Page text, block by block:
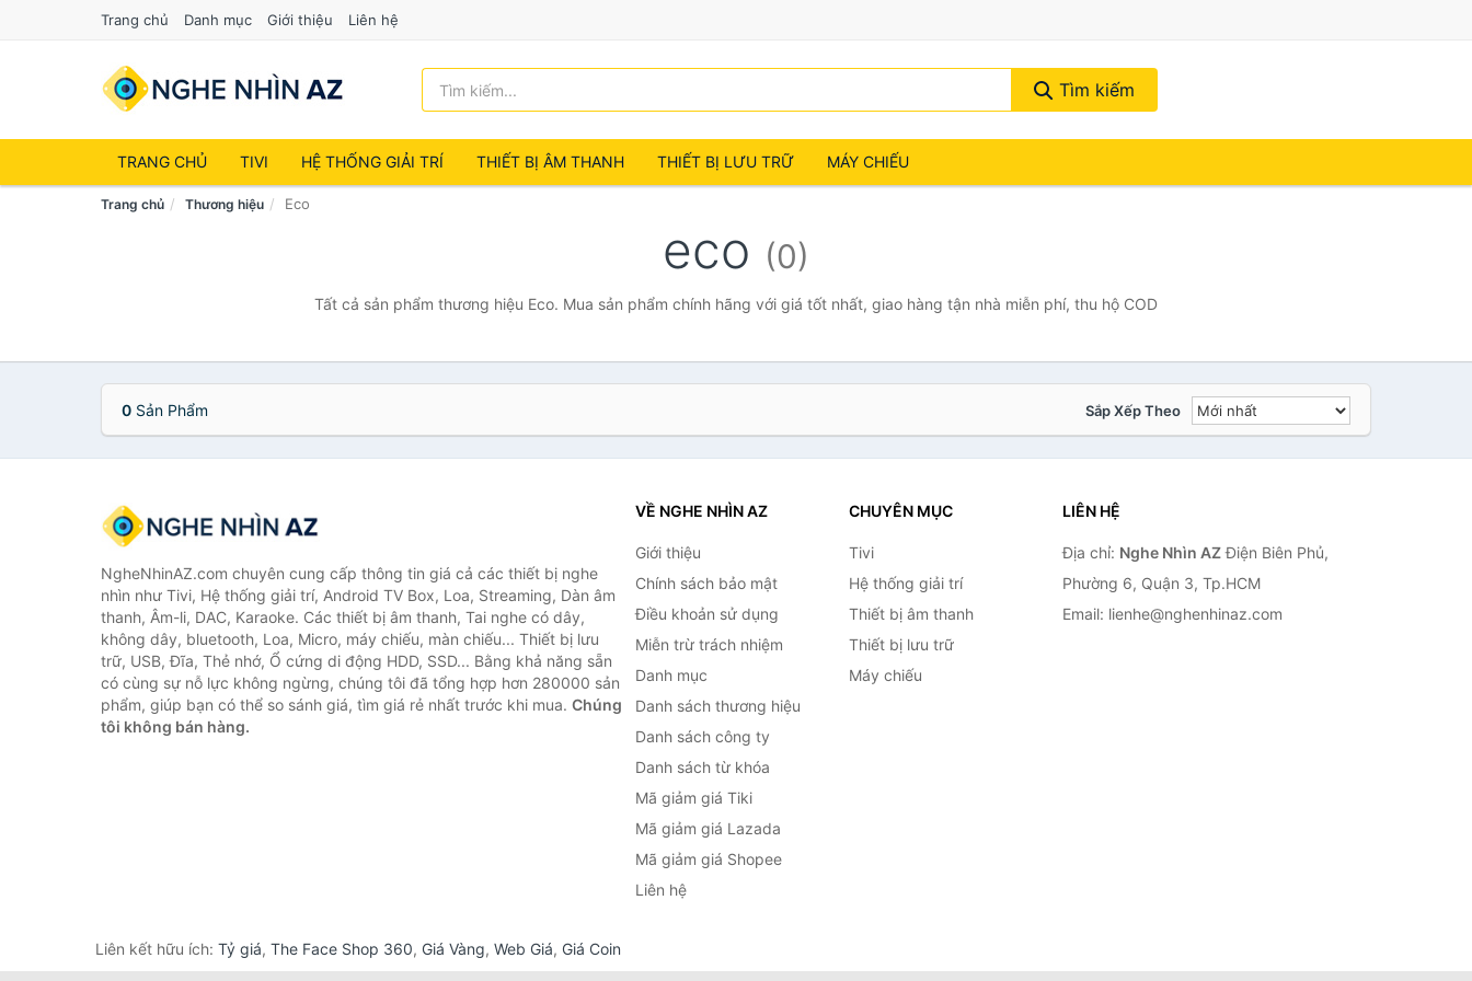
Trang chủ Danh mục Giới thiệu Liên hệ
Tìm kiếm
TRANG CHỦ TIVI HỆ THỐNG GIẢI TRÍ THIẾT BỊ ÂM THANH THIẾT BỊ LƯU TRỮ MÁY CHIẾU
Trang chủ Thương hiệu Eco
eco (0)
Tất cả sản phẩm thương hiệu Eco. Mua sản phẩm chính hãng với giá tốt nhất, giao hàng tận nhà miễn phí, thu hộ COD
0 Sản Phẩm Sắp Xếp Theo
NgheNhinAZ.com chuyên cung cấp thông tin giá cả các thiết bị nghe
nhìn như Tivi, Hệ thống giải trí, Android TV Box, Loa, Streaming, Dàn âm
thanh, Âm-li, DAC, Karaoke. Các thiết bị âm thanh, Tai nghe có dây,
không dây, bluetooth, Loa, Micro, máy chiếu, màn chiếu... Thiết bị lưu
trữ, USB, Đĩa, Thẻ nhớ, Ổ cứng di động HDD, SSD... Bằng khả năng sẵn
có cùng sự nỗ lực không ngừng, chúng tôi đã tổng hợp hơn 280000 sản
phẩm, giúp bạn có thể so sánh giá, tìm giá rẻ nhất trước khi mua. Chúng
tôi không bán hàng.
VỀ NGHE NHÌN AZ
Giới thiệu
Chính sách bảo mật
Điều khoản sử dụng
Miễn trừ trách nhiệm
Danh mục
Danh sách thương hiệu
Danh sách công ty
Danh sách từ khóa
Mã giảm giá Tiki
Mã giảm giá Lazada
Mã giảm giá Shopee
Liên hệ
CHUYÊN MỤC
Tivi
Hệ thống giải trí
Thiết bị âm thanh
Thiết bị lưu trữ
Máy chiếu
LIÊN HỆ
Địa chỉ: Nghe Nhìn AZĐiện Biên Phủ,
Phường 6, Quận 3, Tp.HCM
Email: lienhe@nghenhinaz.com
Liên kết hữu ích: Tỷ giá, The Face Shop 360, Giá Vàng, Web Giá, Giá Coin